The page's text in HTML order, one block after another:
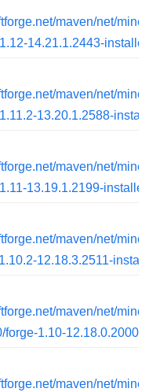
maven/net/
14.21.1.2443-
maven/net/
13.20.1.2588-
maven/net/
13.19.1.2199-
maven/net/
12.18.3.2511-
maven/net/
forge-1.10-12.18.0.2000-
maven/net/